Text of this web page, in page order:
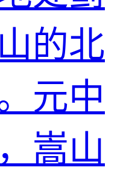
的北
元中
嵩山